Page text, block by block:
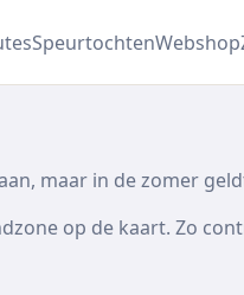
SpeurtochtenWebshop
maar in de zomer
op de kaart. Zo